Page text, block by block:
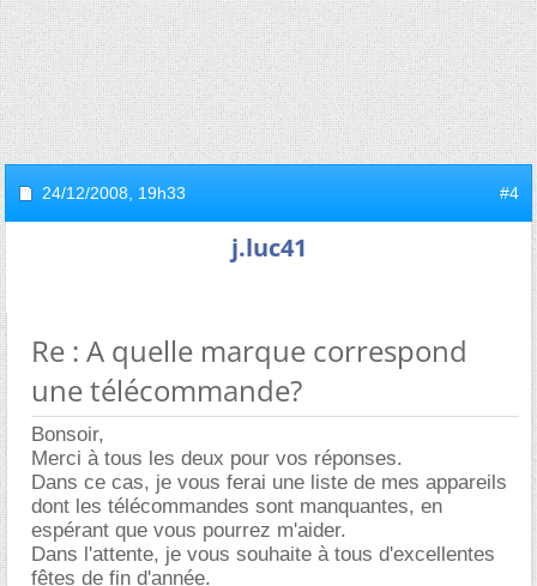
24/12/2008, 19h33 #4
j.luc41
Re : A quelle marque correspond
une télécommande?
Bonsoir,
Merci à tous les deux pour vos réponses.
Dans ce cas, je vous ferai une liste de mes appareils
dont les télécommandes sont manquantes, en
espérant que vous pourrez m'aider.
Dans l'attente, je vous souhaite à tous d'excellentes
fêtes de fin d'année.